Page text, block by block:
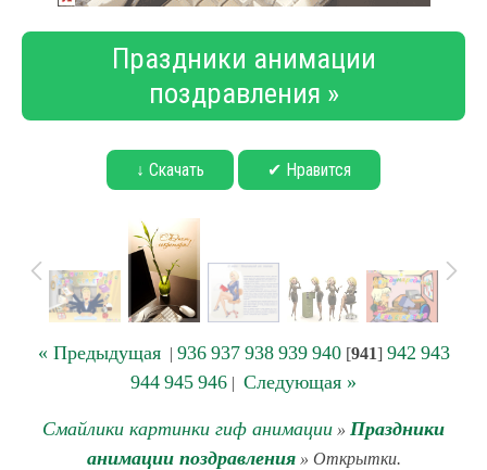
Праздники анимации
поздравления »
↓ Скачать ✔ Нравится
« Предыдущая| 936 937 938 939 940[941] 942 943
944 945 946 | Следующая »
Смайлики картинки гиф анимации » Праздники
анимации поздравления» Открытки.